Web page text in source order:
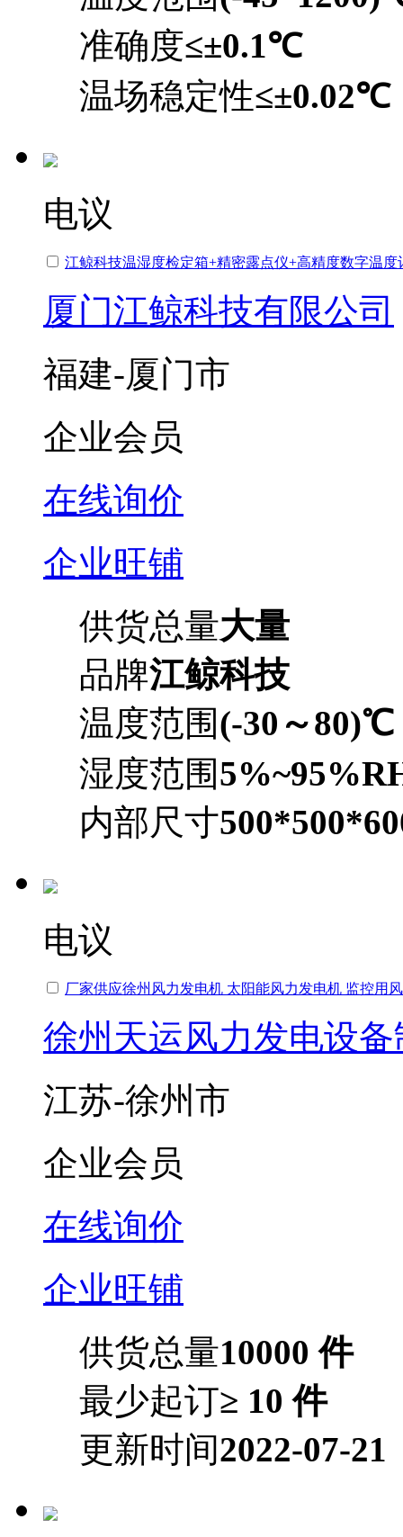
准确度≤±0.1℃
温场稳定性≤±0.02℃
电议
江鲸科技温湿度检定箱+精密露点仪+高精度数字温度
厦门江鲸科技有限公司
福建-厦门市
企业会员
在线询价
企业旺铺
供货总量大量
品牌江鲸科技
温度范围(-30～80)℃
湿度范围
内部尺寸
电议
厂家供应徐州风力发电机 太阳能风力发电机 监控用
徐州天运风力发电设
江苏-徐州市
企业会员
在线询价
企业旺铺
供货总量10000 件
最少起订≥ 10 件
更新时间2022-07-21